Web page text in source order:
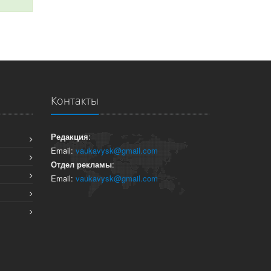
Контакты
Редакция:
Email: vaukavysk@gmail.com
Отдел рекламы:
Email: vaukavysk@gmail.com